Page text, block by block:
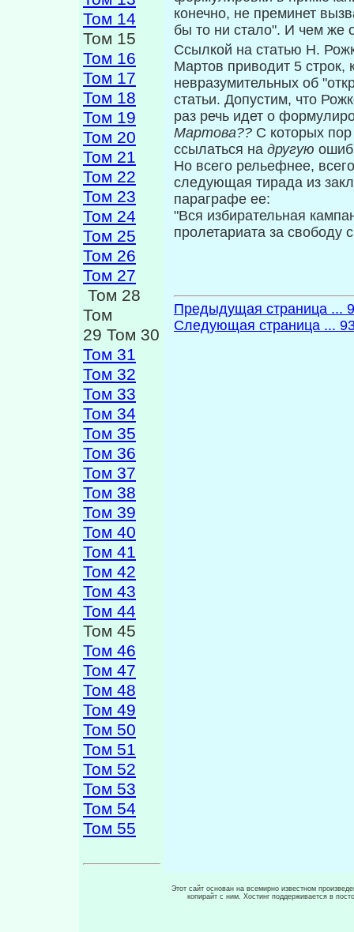
Том 14
Том 15
Том 16
Том 17
Том 18
Том 19
Том 20
Том 21
Том 22
Том 23
Том 24
Том 25
Том 26
Том 27
Том 28
Том
29 Том 30
Том 31
Том 32
Том 33
Том 34
Том 35
Том 36
Том 37
Том 38
Том 39
Том 40
Том 41
Том 42
Том 43
Том 44
Том 45
Том 46
Том 47
Том 48
Том 49
Том 50
Том 51
Том 52
Том 53
Том 54
Том 55
конечно, не преминет
бы то ни стало". И чем же
Ссылкой на статью Н.
Мартов приводит 5
невразумительных об
статьи. Допустим, что
раз речь идет о
Мартова?? С которых
ссылаться на другую
Но всего рельефнее,
следующая тира­да из
параграфе ее:
"Вся избирательная
пролетариата за свободу
Предыдущая страница ...
Следующая страница ...
Этот сайт основан на всемирно известном
копирайт с ним. Хостинг поддерживается в